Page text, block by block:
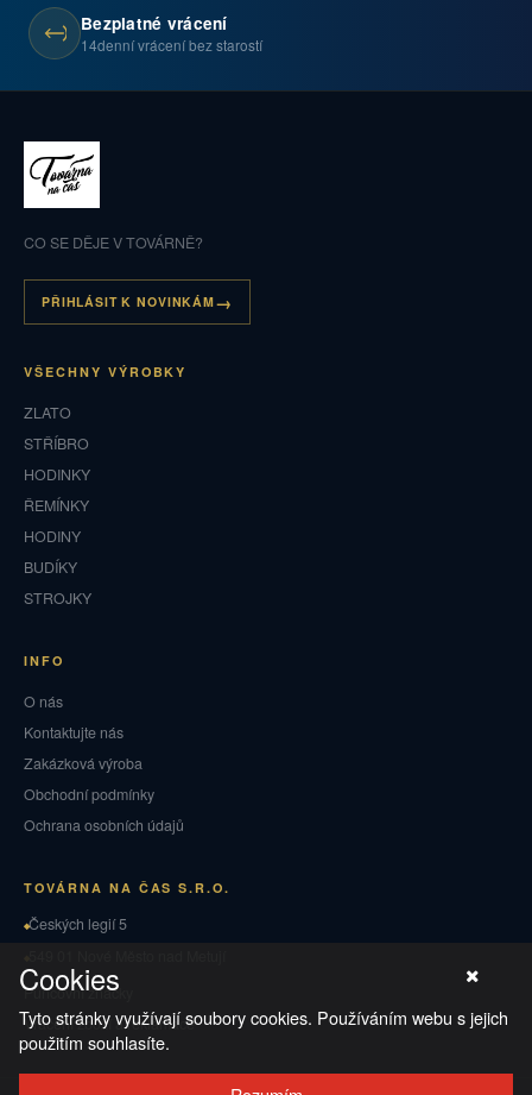
Bezplatné vrácení
14denní vrácení bez starostí
CO SE DĚJE V TOVÁRNĚ?
PŘIHLÁSIT K NOVINKÁM
VŠECHNY VÝROBKY
ZLATO
STŘÍBRO
HODINKY
ŘEMÍNKY
HODINY
BUDÍKY
STROJKY
INFO
O nás
Kontaktujte nás
Zakázková výroba
Obchodní podmínky
Ochrana osobních údajů
TOVÁRNA NA ČAS S.R.O.
Českých legií 5
Puncovní značky
Vrácení zboží a reklamace
Cookies
Tyto stránky využívají soubory cookies. Používáním webu s jejich
použitím souhlasíte.